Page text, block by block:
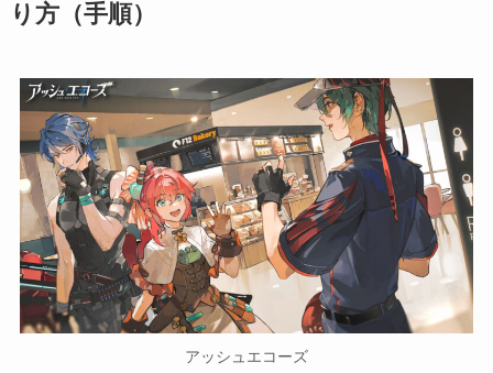
り方（手順）
アッシュエコーズ